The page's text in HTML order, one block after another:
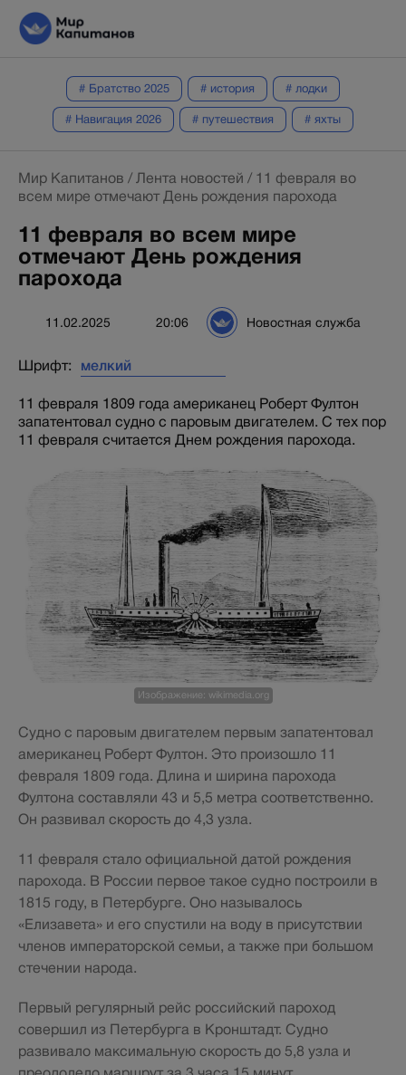
# Братство 2025 # история # лодки
# Навигация 2026 # путешествия # яхты
Мир Капитанов / Лента новостей / 11 февраля во
всем мире отмечают День рождения парохода
11 февраля во всем мире
отмечают День рождения
парохода
11.02.2025 20:06 Новостная служба
Шрифт:
11 февраля 1809 года американец Роберт Фултон
запатентовал судно с паровым двигателем. С тех пор
11 февраля считается Днем рождения парохода.
Изображение: wikimedia.org
Судно с паровым двигателем первым запатентовал
американец Роберт Фултон. Это произошло 11
февраля 1809 года. Длина и ширина парохода
Фултона составляли 43 и 5,5 метра соответственно.
Он развивал скорость до 4,3 узла.
11 февраля стало официальной датой рождения
парохода. В России первое такое судно построили в
1815 году, в Петербурге. Оно называлось
«Елизавета» и его спустили на воду в присутствии
членов императорской семьи, а также при большом
стечении народа.
Первый регулярный рейс российский пароход
совершил из Петербурга в Кронштадт. Судно
развивало максимальную скорость до 5,8 узла и